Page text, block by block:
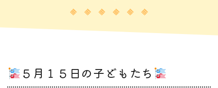
５月１５日の子どもたち